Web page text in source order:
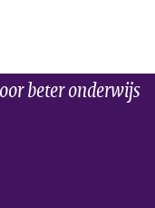
beter onderwijs